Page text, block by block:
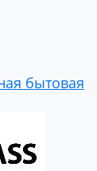
бытовая